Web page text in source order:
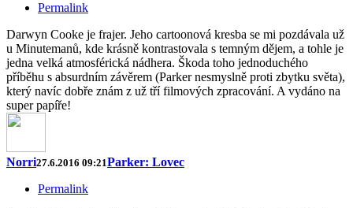
Permalink
Darwyn Cooke je frajer. Jeho cartoonová kresba se mi pozdávala už
u Minutemanů, kde krásně kontrastovala s temným dějem, a tohle je
jedna velká atmosférická nádhera. Škoda toho jednoduchého
příběhu s absurdním závěrem (Parker nesmyslně proti zbytku světa),
který navíc dobře znám z už tří filmových zpracování. A vydáno na
super papíře!
Norri27.6.2016 09:21Parker: Lovec
Permalink